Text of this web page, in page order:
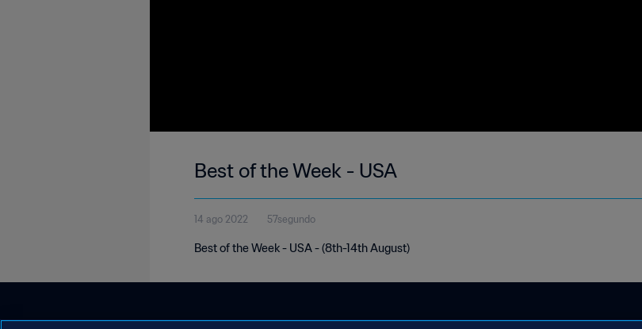
Best of the Week - USA
14 ago 2022 57segundo
Best of the Week - USA - (8th-14th August)